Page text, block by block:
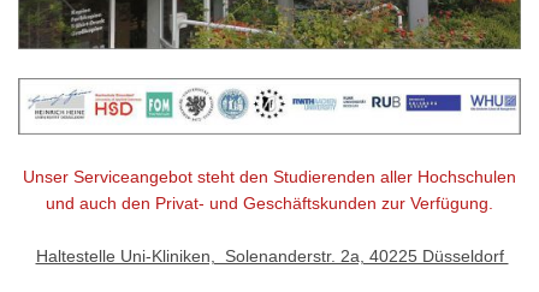
Unser Serviceangebot steht den Studierenden aller Hochschulen
und auch den Privat- und Geschäftskunden zur Verfügung.
Haltestelle Uni-Kliniken, Solenanderstr. 2a, 40225 Düsseldorf